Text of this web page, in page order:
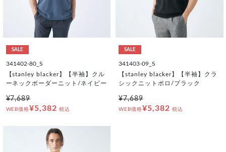
SALE
341402-80_S
【stanley blacker】【半袖】クル
ーネックボーダーニット/ネイビー
¥7,689
WEB価格¥5,382 税込
SALE
341403-09_S
【stanley blacker】【半袖】クラ
シックニットポロ/ブラック
¥7,689
WEB価格¥5,382 税込